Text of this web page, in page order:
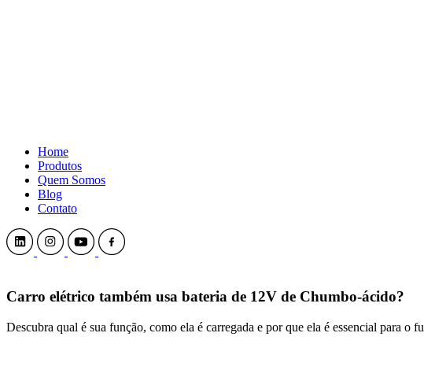
Home
Produtos
Quem Somos
Blog
Contato
Carro elétrico também usa bateria de 12V de Chumbo-ácido?
Descubra qual é sua função, como ela é carregada e por que ela é essencial para o